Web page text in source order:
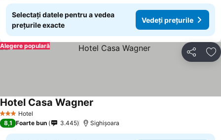
Selectați datele pentru a vedea
prețurile exacte
Vedeți prețurile
Distribuiți
Alegere populară
3 SteleHotel
Hotel Casa Wagner
8,1 Foarte bun 3.445 Sighișoara